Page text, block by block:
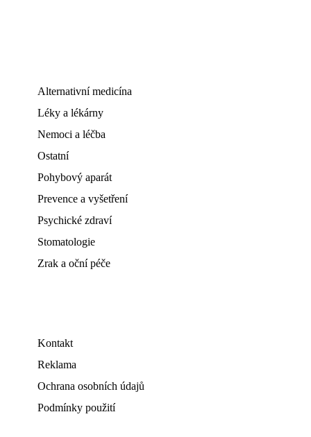
Alternativní medicína
Léky a lékárny
Nemoci a léčba
Ostatní
Pohybový aparát
Prevence a vyšetření
Psychické zdraví
Stomatologie
Zrak a oční péče
Kontakt
Reklama
Ochrana osobních údajů
Podmínky použití